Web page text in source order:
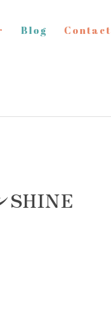
Blog Contact
SHINE